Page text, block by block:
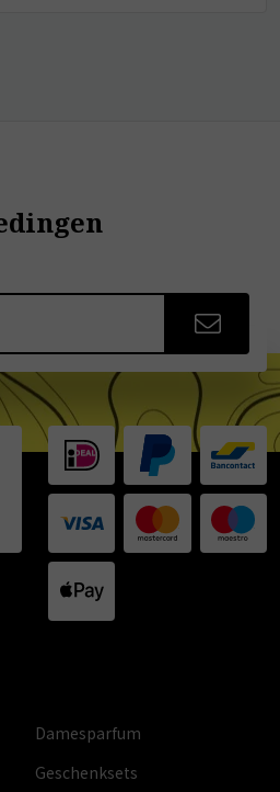
Damesparfum
Geschenksets